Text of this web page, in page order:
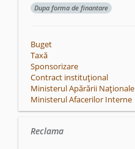
Dupa forma de finantare
Buget
Taxă
Sponsorizare
Contract instituțional
Ministerul Apărării Naționale
Ministerul Afacerilor Interne
Reclama